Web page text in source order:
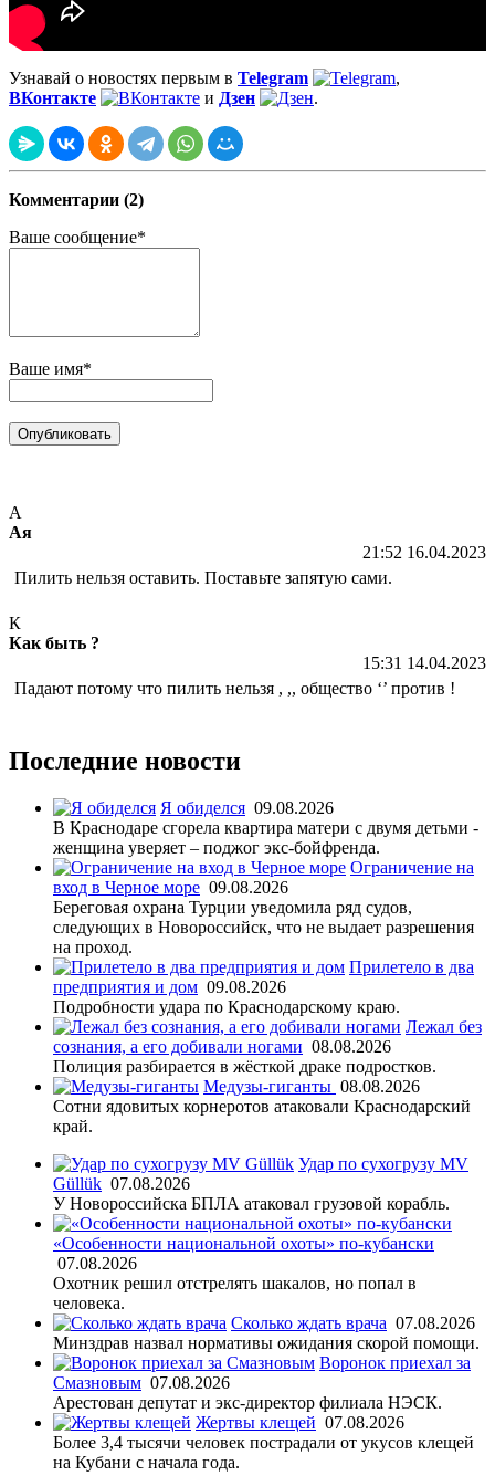
Узнавай о новостях первым в Telegram
,
ВКонтакте
и Дзен .
Комментарии (2)
Ваше сообщение*
Ваше имя*
А
Ая
21:52 16.04.2023
Пилить нельзя оставить. Поставьте запятую сами.
К
Как быть ?
15:31 14.04.2023
Падают потому что пилить нельзя , ,, общество ‘’ против !
Последние новости
Я обиделся 09.08.2026
В Краснодаре сгорела квартира матери с двумя детьми -
женщина уверяет – поджог экс-бойфренда.
Ограничение на
вход в Черное море 09.08.2026
Береговая охрана Турции уведомила ряд судов,
следующих в Новороссийск, что не выдает разрешения
на проход.
Прилетело в два
предприятия и дом 09.08.2026
Подробности удара по Краснодарскому краю.
Лежал без
сознания, а его добивали ногами 08.08.2026
Полиция разбирается в жёсткой драке подростков.
Медузы-гиганты 08.08.2026
Сотни ядовитых корнеротов атаковали Краснодарский
край.
Удар по сухогрузу MV
Güllük 07.08.2026
У Новороссийска БПЛА атаковал грузовой корабль.
«Особенности национальной охоты» по-кубански
07.08.2026
Охотник решил отстрелять шакалов, но попал в
человека.
Сколько ждать врача 07.08.2026
Минздрав назвал нормативы ожидания скорой помощи.
Воронок приехал за
Смазновым 07.08.2026
Арестован депутат и экс-директор филиала НЭСК.
Жертвы клещей 07.08.2026
Более 3,4 тысячи человек пострадали от укусов клещей
на Кубани с начала года.